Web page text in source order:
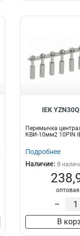
IEK
Перемычка
КВИ-10мм2 10PIN
Подробнее
Наличие: В
–
В